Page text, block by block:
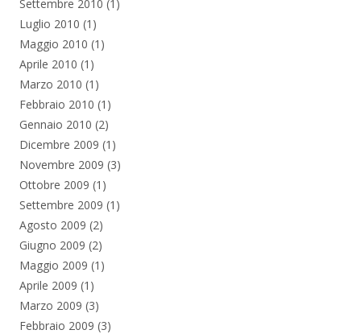
Settembre 2010 (1)
Luglio 2010 (1)
Maggio 2010 (1)
Aprile 2010 (1)
Marzo 2010 (1)
Febbraio 2010 (1)
Gennaio 2010 (2)
Dicembre 2009 (1)
Novembre 2009 (3)
Ottobre 2009 (1)
Settembre 2009 (1)
Agosto 2009 (2)
Giugno 2009 (2)
Maggio 2009 (1)
Aprile 2009 (1)
Marzo 2009 (3)
Febbraio 2009 (3)